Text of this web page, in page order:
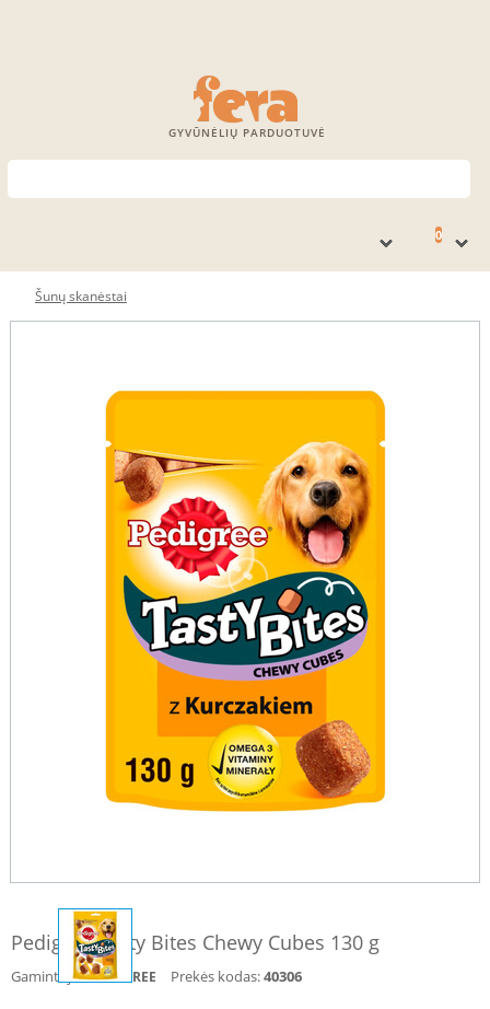
GYVŪNĖLIŲ PARDUOTUVĖ
0
Šunų skanėstai
Pedigree Tasty Bites Chewy Cubes 130 g
Gamintojas:PEDIGREE Prekės kodas:40306